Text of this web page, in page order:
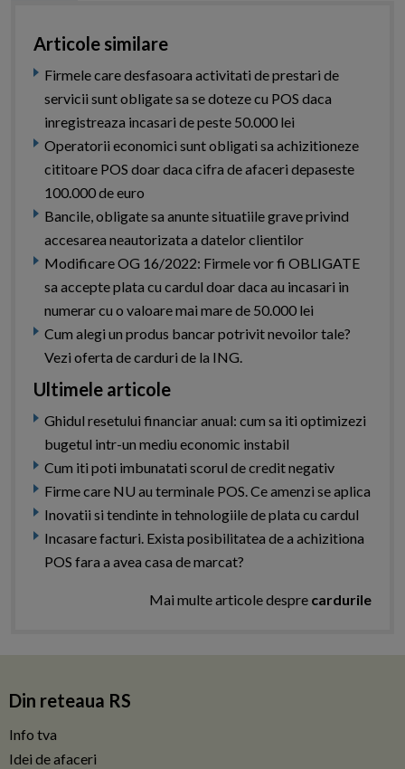
Articole similare
Firmele care desfasoara activitati de prestari de
servicii sunt obligate sa se doteze cu POS daca
inregistreaza incasari de peste 50.000 lei
Operatorii economici sunt obligati sa achizitioneze
cititoare POS doar daca cifra de afaceri depaseste
100.000 de euro
Bancile, obligate sa anunte situatiile grave privind
accesarea neautorizata a datelor clientilor
Modificare OG 16/2022: Firmele vor fi OBLIGATE
sa accepte plata cu cardul doar daca au incasari in
numerar cu o valoare mai mare de 50.000 lei
Cum alegi un produs bancar potrivit nevoilor tale?
Vezi oferta de carduri de la ING.
Ultimele articole
Ghidul resetului financiar anual: cum sa iti optimizezi
bugetul intr-un mediu economic instabil
Cum iti poti imbunatati scorul de credit negativ
Firme care NU au terminale POS. Ce amenzi se aplica
Inovatii si tendinte in tehnologiile de plata cu cardul
Incasare facturi. Exista posibilitatea de a achizitiona
POS fara a avea casa de marcat?
Mai multe articole despre cardurile
Din reteaua RS
Info tva
Idei de afaceri